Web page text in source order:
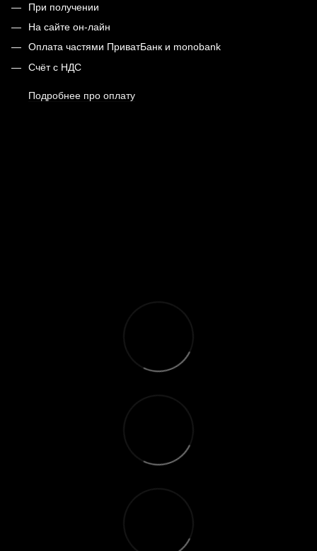
При получении
На сайте он-лайн
Оплата частями ПриватБанк и monobank
Счёт с НДС
Подробнее про оплату